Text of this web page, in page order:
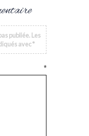
publiée. Les
avec*
*